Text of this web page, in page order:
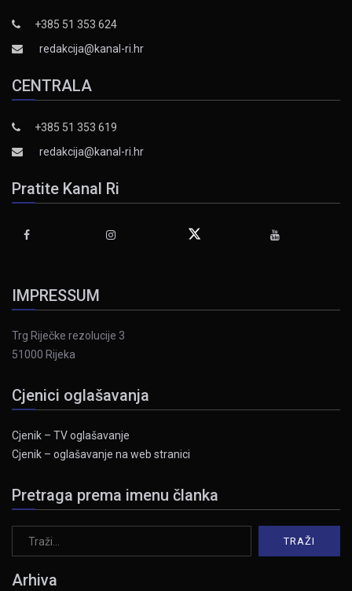
+385 51 353 624
redakcija@kanal-ri.hr
CENTRALA
+385 51 353 619
redakcija@kanal-ri.hr
Pratite Kanal Ri
IMPRESSUM
Trg Riječke rezolucije 3
51000 Rijeka
Cjenici oglašavanja
Cjenik – TV oglašavanje
Cjenik – oglašavanje na web stranici
Pretraga prema imenu članka
Arhiva